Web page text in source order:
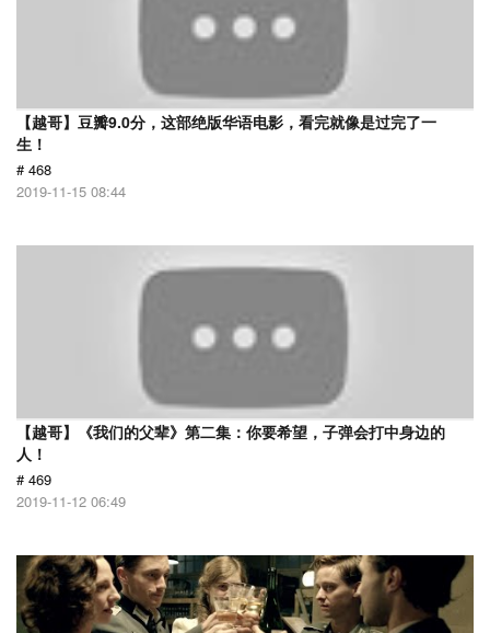
【越哥】豆瓣9.0分，这部绝版华语电影，看完就像是过完了一
生！
# 468
2019-11-15 08:44
【越哥】《我们的父辈》第二集：你要希望，子弹会打中身边的
人！
# 469
2019-11-12 06:49